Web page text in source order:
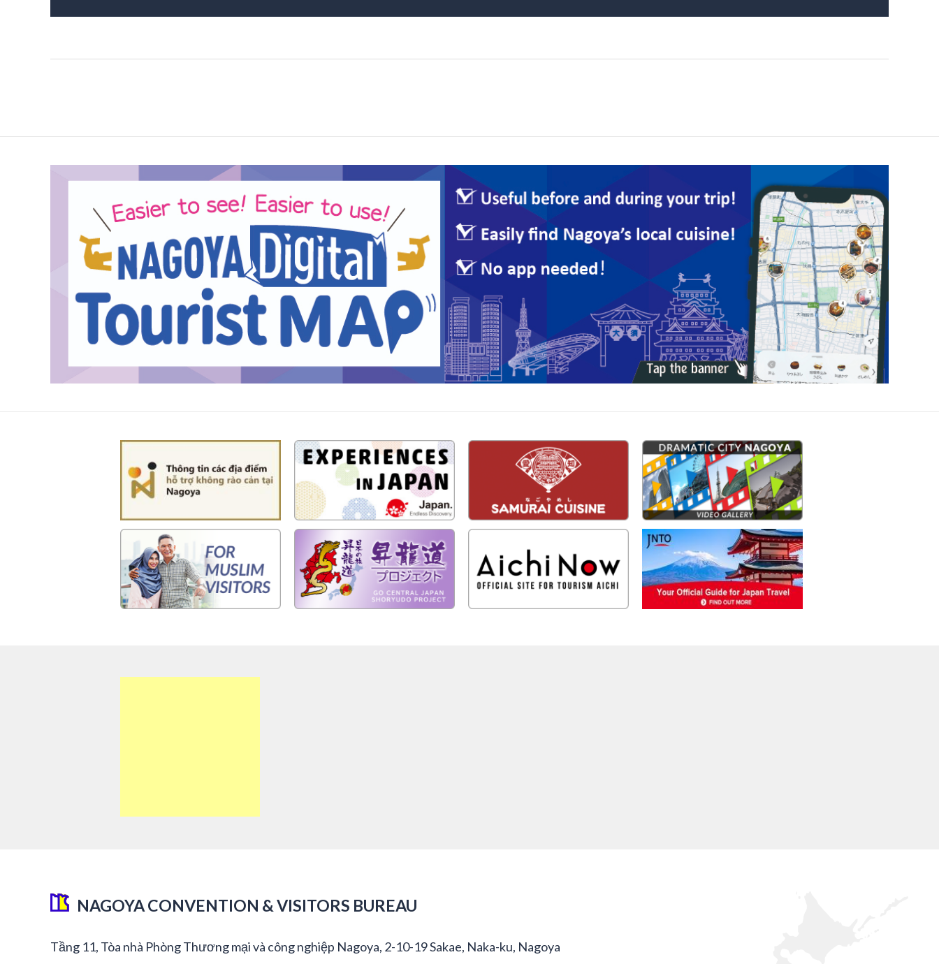
NAGOYA CONVENTION & VISITORS BUREAU
Tầng 11, Tòa nhà Phòng Thương mại và công nghiệp Nagoya, 2-10-19 Sakae, Naka-ku, Nagoya